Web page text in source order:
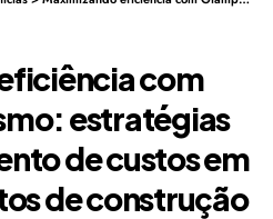
com
estratégias
de custos em
de construção